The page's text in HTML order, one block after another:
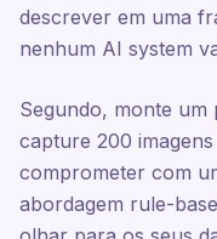
descrever em uma
nenhum AI system
Segundo, monte um
capture 200
comprometer com
abordagem rule-